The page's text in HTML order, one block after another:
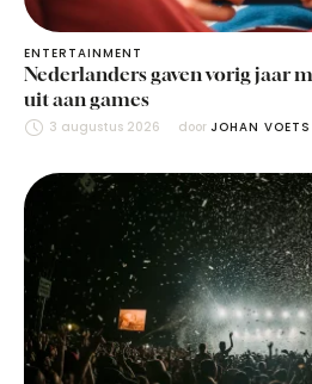
ENTERTAINMENT
Nederlanders gaven vorig jaar
uit aan games
3 augustus 2026 door JOHAN VOETS